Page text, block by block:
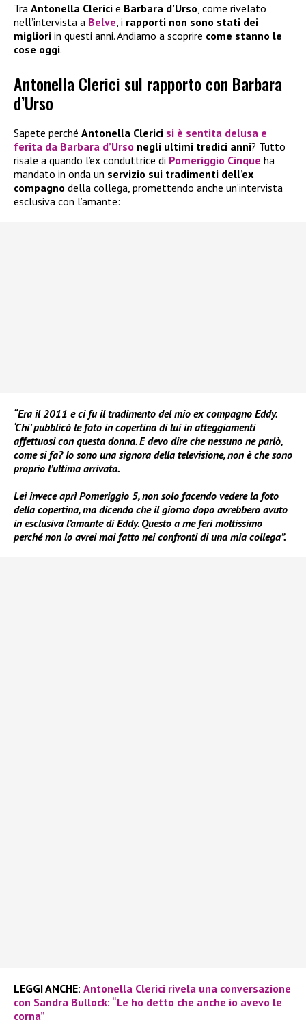
Tra Antonella Clerici e Barbara d’Urso , come rivelato
nell’intervista a Belve , i rapporti non sono stati dei
migliori in questi anni. Andiamo a scoprire come stanno le
cose oggi.
Antonella Clerici sul rapporto con Barbara
d’Urso
Sapete perché Antonella Clerici si è sentita delusa e
ferita da Barbara d’Urso negli ultimi tredici anni? Tutto
risale a quando l’ex conduttrice di Pomeriggio Cinque ha
mandato in onda un servizio sui tradimenti dell’ex
compagno della collega, promettendo anche un’intervista
esclusiva con l’amante:
“Era il 2011 e ci fu il tradimento del mio ex compagno Eddy.
‘Chi’ pubblicò le foto in copertina di lui in atteggiamenti
affettuosi con questa donna. E devo dire che nessuno ne parlò,
come si fa? Io sono una signora della televisione, non è che sono
proprio l’ultima arrivata.
Lei invece aprì Pomeriggio 5, non solo facendo vedere la foto
della copertina, ma dicendo che il giorno dopo avrebbero avuto
in esclusiva l’amante di Eddy. Questo a me ferì moltissimo
perché non lo avrei mai fatto nei confronti di una mia collega”.
LEGGI ANCHE: Antonella Clerici rivela una conversazione
con Sandra Bullock: “Le ho detto che anche io avevo le
corna”